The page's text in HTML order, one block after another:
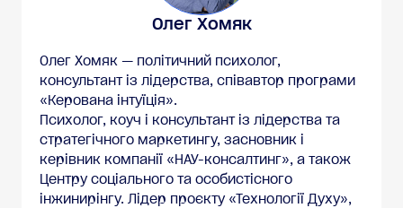
Олег Хомяк
Олег Хомяк — політичний психолог,
консультант із лідерства, співавтор програми
«Керована інтуїція».
Психолог, коуч і консультант із лідерства та
стратегічного маркетингу, засновник і
керівник компанії «НАУ-консалтинг», а також
Центру соціального та особистісного
інжинирінгу. Лідер проєкту «Технології Духу»,